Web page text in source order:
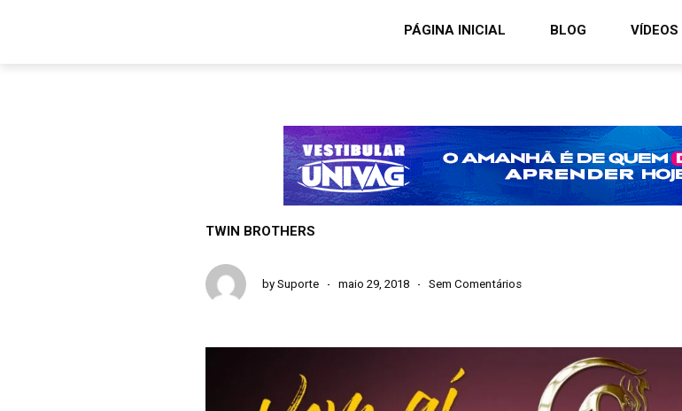
PÁGINA INICIAL BLOG VÍDEOS
TWIN BROTHERS
by Suporte maio 29, 2018 Sem Comentários